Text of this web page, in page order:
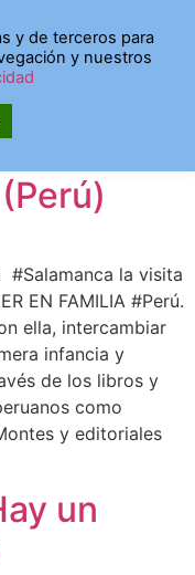
en
desde
#Salamanca la visita
EN FAMILIA #Perú.
ella, intercambiar
infancia y
de los libros y
como
y editoriales
un
y de terceros para
y nuestros